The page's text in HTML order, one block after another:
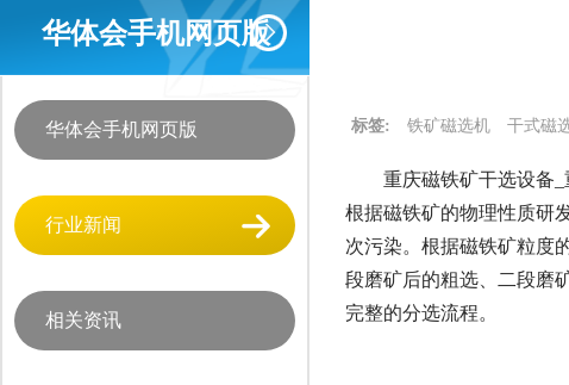
华体会手机网页版
华体会手机网页版
行业新闻
相关资讯
标签: 铁矿磁选机 干式磁
重庆磁铁矿干选设备_
根据磁铁矿的物理性质研
次污染。根据磁铁矿粒度
段磨矿后的粗选、二段磨
完整的分选流程。